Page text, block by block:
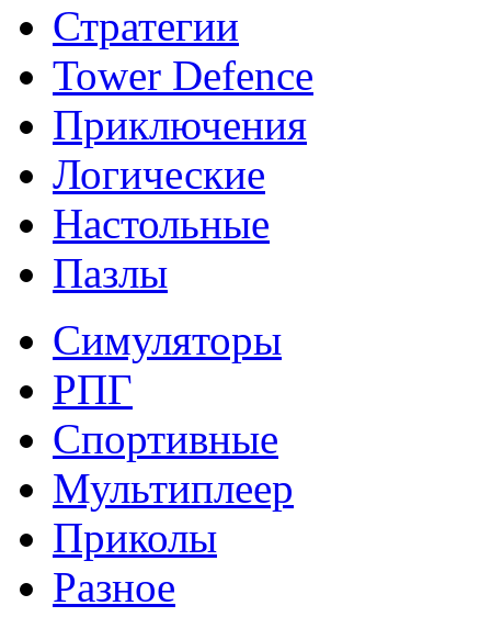
Стратегии
Tower Defence
Приключения
Логические
Настольные
Пазлы
Симуляторы
РПГ
Спортивные
Мультиплеер
Приколы
Разное